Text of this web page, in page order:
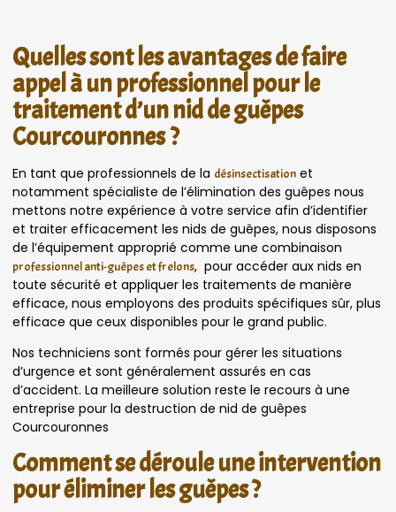
Quelles sont les avantages de faire
appel à un professionnel pour le
traitement d’un nid de guêpes
Courcouronnes ?
En tant que professionnels de la désinsectisation et
notamment spécialiste de l’élimination des guêpes nous
mettons notre expérience à votre service afin d’identifier
et traiter efficacement les nids de guêpes, nous disposons
de l’équipement approprié comme une combinaison
professionnel anti-guêpes et frelons, pour accéder aux nids en
toute sécurité et appliquer les traitements de manière
efficace, nous employons des produits spécifiques sûr, plus
efficace que ceux disponibles pour le grand public.
Nos techniciens sont formés pour gérer les situations
d’urgence et sont généralement assurés en cas
d’accident. La meilleure solution reste le recours à une
entreprise pour la destruction de nid de guêpes
Courcouronnes
Comment se déroule une intervention
pour éliminer les guêpes ?